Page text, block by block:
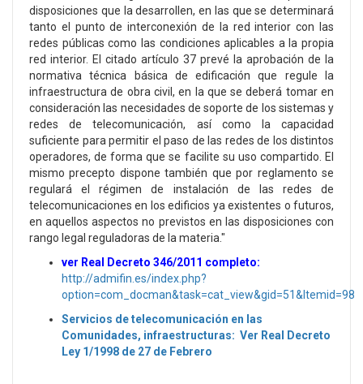
disposiciones que la desarrollen, en las que se determinará
tanto el punto de interconexión de la red interior con las
redes públicas como las condiciones aplicables a la propia
red interior. El citado artículo 37 prevé la aprobación de la
normativa técnica básica de edificación que regule la
infraestructura de obra civil, en la que se deberá tomar en
consideración las necesidades de soporte de los sistemas y
redes de telecomunicación, así como la capacidad
suficiente para permitir el paso de las redes de los distintos
operadores, de forma que se facilite su uso compartido. El
mismo precepto dispone también que por reglamento se
regulará el régimen de instalación de las redes de
telecomunicaciones en los edificios ya existentes o futuros,
en aquellos aspectos no previstos en las disposiciones con
rango legal reguladoras de la materia."
ver Real Decreto 346/2011 completo:
http://admifin.es/index.php?
option=com_docman&task=cat_view&gid=51&Itemid=98
Servicios de telecomunicación en las
Comunidades, infraestructuras: Ver Real Decreto
Ley 1/1998 de 27 de Febrero